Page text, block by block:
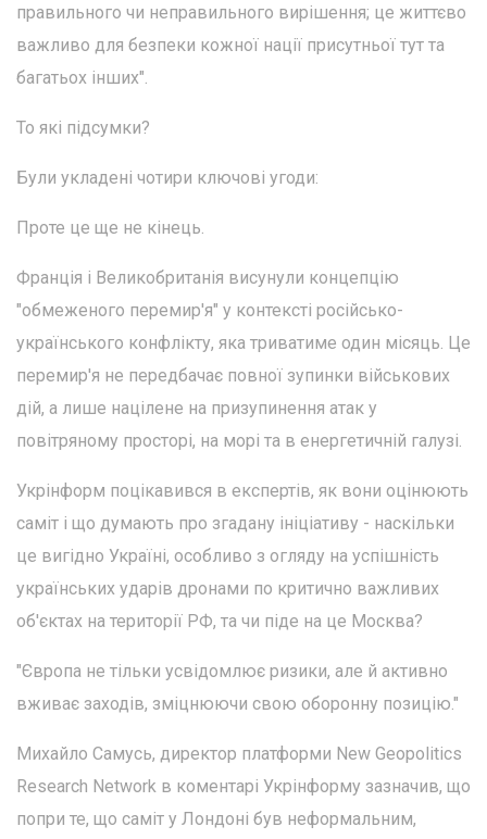
правильного чи неправильного вирішення; це життєво
важливо для безпеки кожної нації присутньої тут та
багатьох інших".
То які підсумки?
Були укладені чотири ключові угоди:
Проте це ще не кінець.
Франція і Великобританія висунули концепцію
"обмеженого перемир'я" у контексті російсько-
українського конфлікту, яка триватиме один місяць. Це
перемир'я не передбачає повної зупинки військових
дій, а лише націлене на призупинення атак у
повітряному просторі, на морі та в енергетичній галузі.
Укрінформ поцікавився в експертів, як вони оцінюють
саміт і що думають про згадану ініціативу - наскільки
це вигідно Україні, особливо з огляду на успішність
українських ударів дронами по критично важливих
об'єктах на території РФ, та чи піде на це Москва?
"Європа не тільки усвідомлює ризики, але й активно
вживає заходів, зміцнюючи свою оборонну позицію."
Михайло Самусь, директор платформи New Geopolitics
Research Network в коментарі Укрінформу зазначив, що
попри те, що саміт у Лондоні був неформальним,